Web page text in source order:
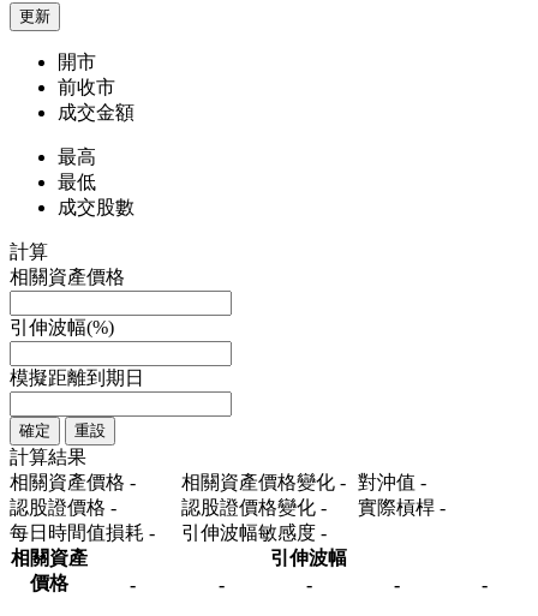
更新
開市
前收市
成交金額
最高
最低
成交股數
計算
相關資產價格
引伸波幅(%)
模擬距離到期日
確定 重設
計算結果
相關資產價格 - 相關資產價格變化 - 對沖值 -
認股證價格 - 認股證價格變化 - 實際槓桿 -
每日時間值損耗 - 引伸波幅敏感度 -
相關資產
價格
引伸波幅
-
- - - -